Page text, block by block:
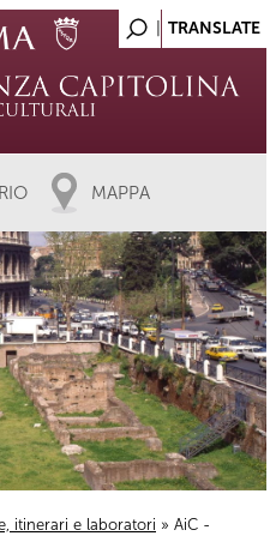
MAPPA
itinerari e laboratori » AiC -